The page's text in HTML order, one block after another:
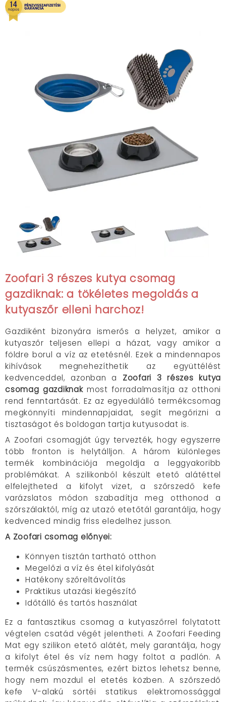
Zoofari 3 részes kutya csomag
gazdiknak: a tökéletes megoldás a
kutyaszőr elleni harchoz!
Gazdiként bizonyára ismerős a helyzet, amikor a
kutyaszőr teljesen ellepi a házat, vagy amikor a
földre borul a víz az etetésnél. Ezek a mindennapos
kihívások megnehezíthetik az együttélést
kedvenceddel, azonban a Zoofari 3 részes kutya
csomag gazdiknakmost forradalmasítja az otthoni
rend fenntartását. Ez az egyedülálló termékcsomag
megkönnyíti mindennapjaidat, segít megőrizni a
tisztaságot és boldogan tartja kutyusodat is.
A Zoofari csomagját úgy tervezték, hogy egyszerre
több fronton is helytálljon. A három különleges
termék kombinációja megoldja a leggyakoribb
problémákat. A szilikonból készült etető alátéttel
elfelejtheted a kifolyt vizet, a szőrszedő kefe
varázslatos módon szabadítja meg otthonod a
szőrszálaktól, míg az utazó etetőtál garantálja, hogy
kedvenced mindig friss eledelhez jusson.
A Zoofari csomag előnyei:
Könnyen tisztán tartható otthon
Megelőzi a víz és étel kifolyását
Hatékony szőreltávolítás
Praktikus utazási kiegészítő
Időtálló és tartós használat
Ez a fantasztikus csomag a kutyaszőrrel folytatott
végtelen csatád végét jelentheti. A Zoofari Feeding
Mat egy szilikon etető alátét, mely garantálja, hogy
a kifolyt étel és víz nem hagy foltot a padlón. A
termék csúszásmentes, ezért biztos lehetsz benne,
hogy nem mozdul el etetés közben. A szőrszedő
kefe V-alakú sörtéi statikus elektromossággal